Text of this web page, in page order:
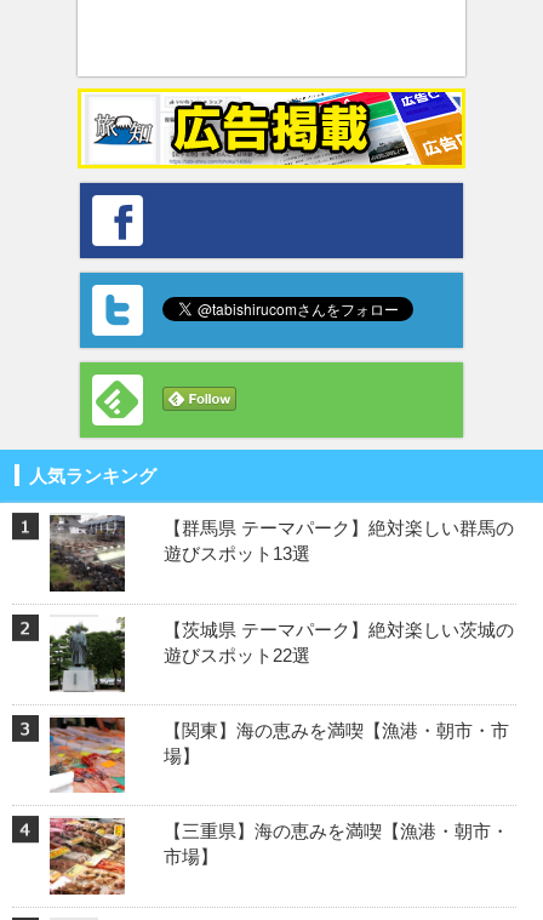
人気ランキング
【群馬県 テーマパーク】絶対楽しい群馬の
遊びスポット13選
【茨城県 テーマパーク】絶対楽しい茨城の
遊びスポット22選
【関東】海の恵みを満喫【漁港・朝市・市
場】
【三重県】海の恵みを満喫【漁港・朝市・
市場】